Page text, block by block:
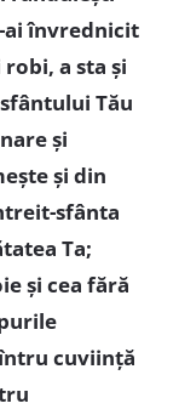
ai învrednicit
a sta și
Tău
și
și din
sfânta
Ta;
și cea fără
cuviință